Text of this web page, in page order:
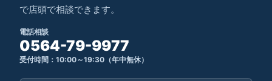
で店頭で相談できます。
電話相談
0564-79-9977
受付時間：10:00～19:30（年中無休）